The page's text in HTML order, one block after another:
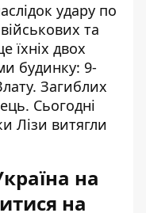
удару по
та
їхніх двох
будинку: 9-
Загиблих
Сьогодні
Лізи витягли
на
на